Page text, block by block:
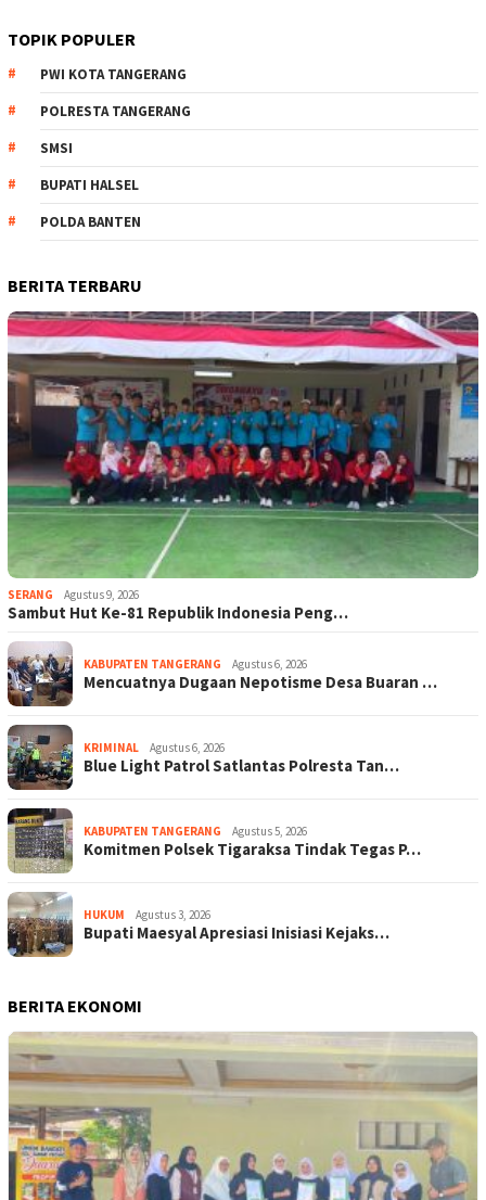
TOPIK POPULER
PWI KOTA TANGERANG
POLRESTA TANGERANG
SMSI
BUPATI HALSEL
POLDA BANTEN
BERITA TERBARU
SERANG Agustus 9, 2026
Sambut Hut Ke-81 Republik Indonesia Peng…
KABUPATEN TANGERANG Agustus 6, 2026
Mencuatnya Dugaan Nepotisme Desa Buaran …
KRIMINAL Agustus 6, 2026
Blue Light Patrol Satlantas Polresta Tan…
KABUPATEN TANGERANG Agustus 5, 2026
Komitmen Polsek Tigaraksa Tindak Tegas P…
HUKUM Agustus 3, 2026
Bupati Maesyal Apresiasi Inisiasi Kejaks…
BERITA EKONOMI